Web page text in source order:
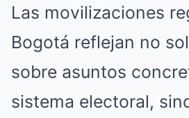
Las movilizaciones
Bogotá reflejan no
sobre asuntos
sistema electoral,